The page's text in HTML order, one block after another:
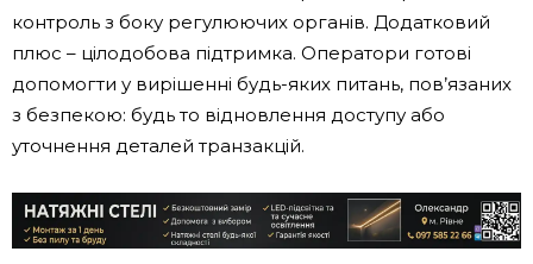
контроль з боку регулюючих органів. Додатковий
плюс – цілодобова підтримка. Оператори готові
допомогти у вирішенні будь-яких питань, пов’язаних
з безпекою: будь то відновлення доступу або
уточнення деталей транзакцій.